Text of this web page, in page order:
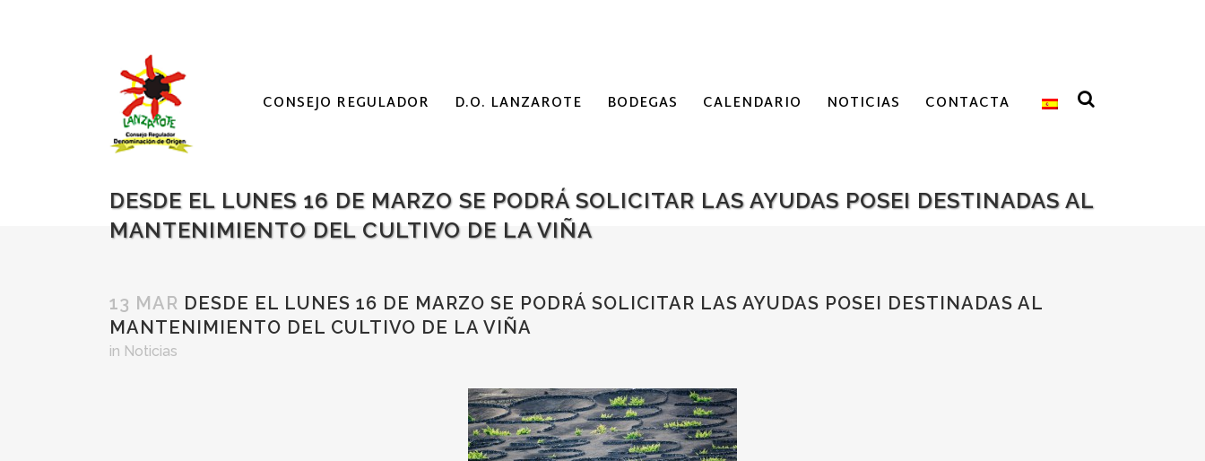
CONSEJO REGULADOR D.O. LANZAROTE BODEGAS CALENDARIO NOTICIAS CONTACTA
DESDE EL LUNES 16 DE MARZO SE PODRÁ SOLICITAR LAS AYUDAS POSEI DESTINADAS AL
MANTENIMIENTO DEL CULTIVO DE LA VIÑA
13 MAR DESDE EL LUNES 16 DE MARZO SE PODRÁ SOLICITAR LAS AYUDAS POSEI DESTINADAS AL
MANTENIMIENTO DEL CULTIVO DE LA VIÑA
in Noticias